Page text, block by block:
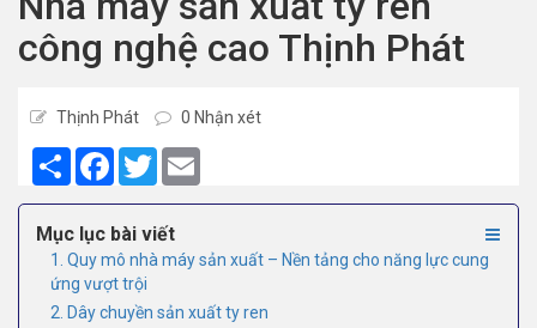
công nghệ cao Thịnh Phát
Thịnh Phát 0 Nhận xét
Share Facebook
Twitter
Mục lục bài viết
1. Quy mô nhà máy sản xuất – Nền tảng cho năng lực cung
ứng vượt trội
2. Dây chuyền sản xuất ty ren